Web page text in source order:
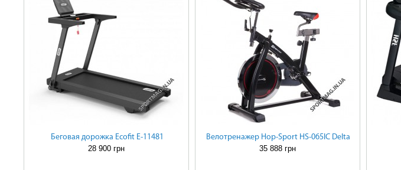
Беговая дорожка Ecofit E-11481
28 900 грн
Велотренажер Hop-Sport HS-065IC Delta
35 888 грн